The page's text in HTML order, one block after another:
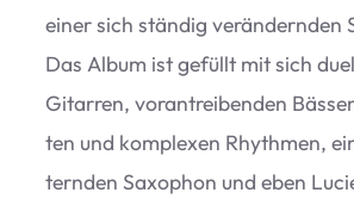
einer sich stän­dig ver­än­dern­den
Das Album ist gefüllt mit sich
Gitar­ren, vor­an­trei­ben­den
ten und kom­ple­xen Rhyth­men,
tern­den Saxo­phon und eben